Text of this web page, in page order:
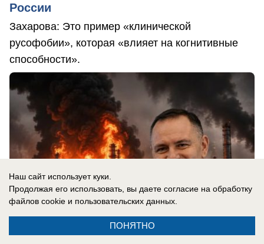
России
Захарова: Это пример «клинической
русофобии», которая «влияет на когнитивные
способности».
Наш сайт использует куки.
Продолжая его использовать, вы даете согласие на обработку
файлов cookie и пользовательских данных.
ПОНЯТНО